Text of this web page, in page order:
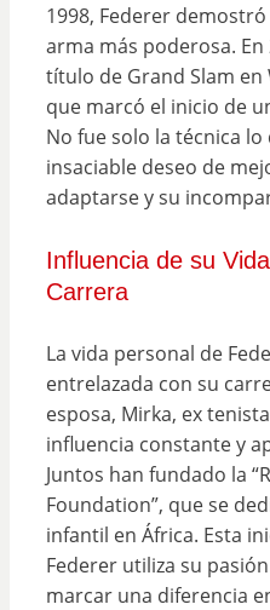
1998, Federer
arma más poderosa.
título de Grand Slam
que marcó el inicio de
No fue solo la técnica
insaciable deseo de
adaptarse y su
Influencia de su
Carrera
La vida personal de
entrelazada con su
esposa, Mirka, ex
influencia constante y
Juntos han fundado la
Foundation”, que se
infantil en África. Esta
Federer utiliza su
marcar una diferencia